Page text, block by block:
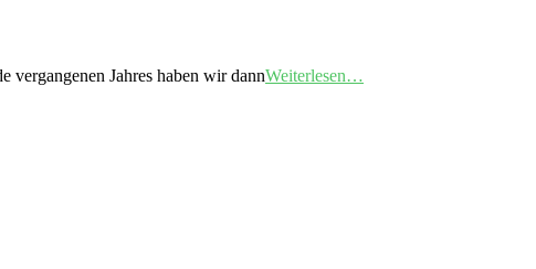
vergangenen Jahres haben wir dannWeiterlesen…